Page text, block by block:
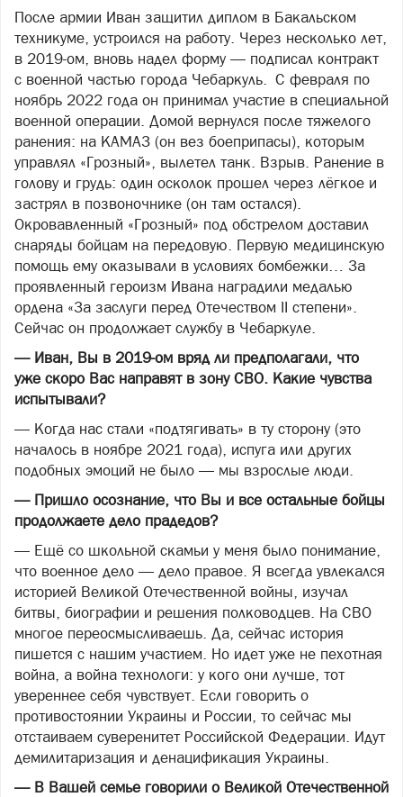
После армии Иван защитил диплом в Бакальском
техникуме, устроился на работу. Через несколько лет,
в 2019-ом, вновь надел форму — подписал контракт
с военной частью города Чебаркуль. С февраля по
ноябрь 2022 года он принимал участие в специальной
военной операции. Домой вернулся после тяжелого
ранения: на КАМАЗ (он вез боеприпасы), которым
управлял «Грозный», вылетел танк. Взрыв. Ранение в
голову и грудь: один осколок прошел через лёгкое и
застрял в позвоночнике (он там остался).
Окровавленный «Грозный» под обстрелом доставил
снаряды бойцам на передовую. Первую медицинскую
помощь ему оказывали в условиях бомбежки… За
проявленный героизм Ивана наградили медалью
ордена «За заслуги перед Отечеством II степени».
Сейчас он продолжает службу в Чебаркуле.
— Иван, Вы в 2019-ом вряд ли предполагали, что
уже скоро Вас направят в зону СВО. Какие чувства
испытывали?
— Когда нас стали «подтягивать» в ту сторону (это
началось в ноябре 2021 года), испуга или других
подобных эмоций не было — мы взрослые люди.
— Пришло осознание, что Вы и все остальные бойцы
продолжаете дело прадедов?
— Ещё со школьной скамьи у меня было понимание,
что военное дело — дело правое. Я всегда увлекался
историей Великой Отечественной войны, изучал
битвы, биографии и решения полководцев. На СВО
многое переосмысливаешь. Да, сейчас история
пишется с нашим участием. Но идет уже не пехотная
война, а война технологи: у кого они лучше, тот
увереннее себя чувствует. Если говорить о
противостоянии Украины и России, то сейчас мы
отстаиваем суверенитет Российской Федерации. Идут
демилитаризация и денацификация Украины.
— В Вашей семье говорили о Великой Отечественной